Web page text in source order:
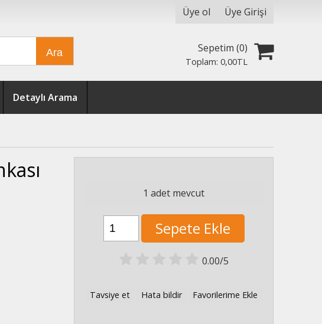
Üye ol Üye Girişi
Ara Sepetim (0)
Toplam:0,00TL
Detaylı Arama
1 adet mevcut
Sepete Ekle
0.00/5
Tavsiye et Hata bildir Favorilerime Ekle